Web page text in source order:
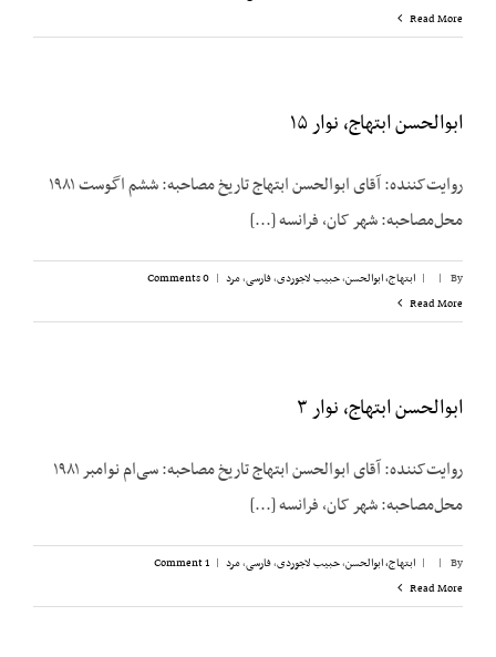
Read More
ابوالحسن ابتهاج، نوار ۱۵
روایت‌کننده: آقای ابوالحسن ابتهاج تاریخ مصاحبه: ششم اگوست ۱۹۸۱
محل‌مصاحبه: شهر کان، فرانسه [...]
By
|
| ابتهاج، ابوالحسن,حبیب لاجوردی,فارسی,مرد |
0 Comments
Read More
ابوالحسن ابتهاج، نوار ۳
روایت‌کننده: آقای ابوالحسن ابتهاج تاریخ مصاحبه: سی‌ام نوامبر ۱۹۸۱
محل‌مصاحبه: شهر کان، فرانسه [...]
By
|
| ابتهاج، ابوالحسن,حبیب لاجوردی,فارسی,مرد |
1 Comment
Read More